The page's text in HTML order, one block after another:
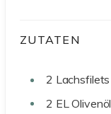
ZUTATEN
2 Lachsfilets
2 EL Olivenöl